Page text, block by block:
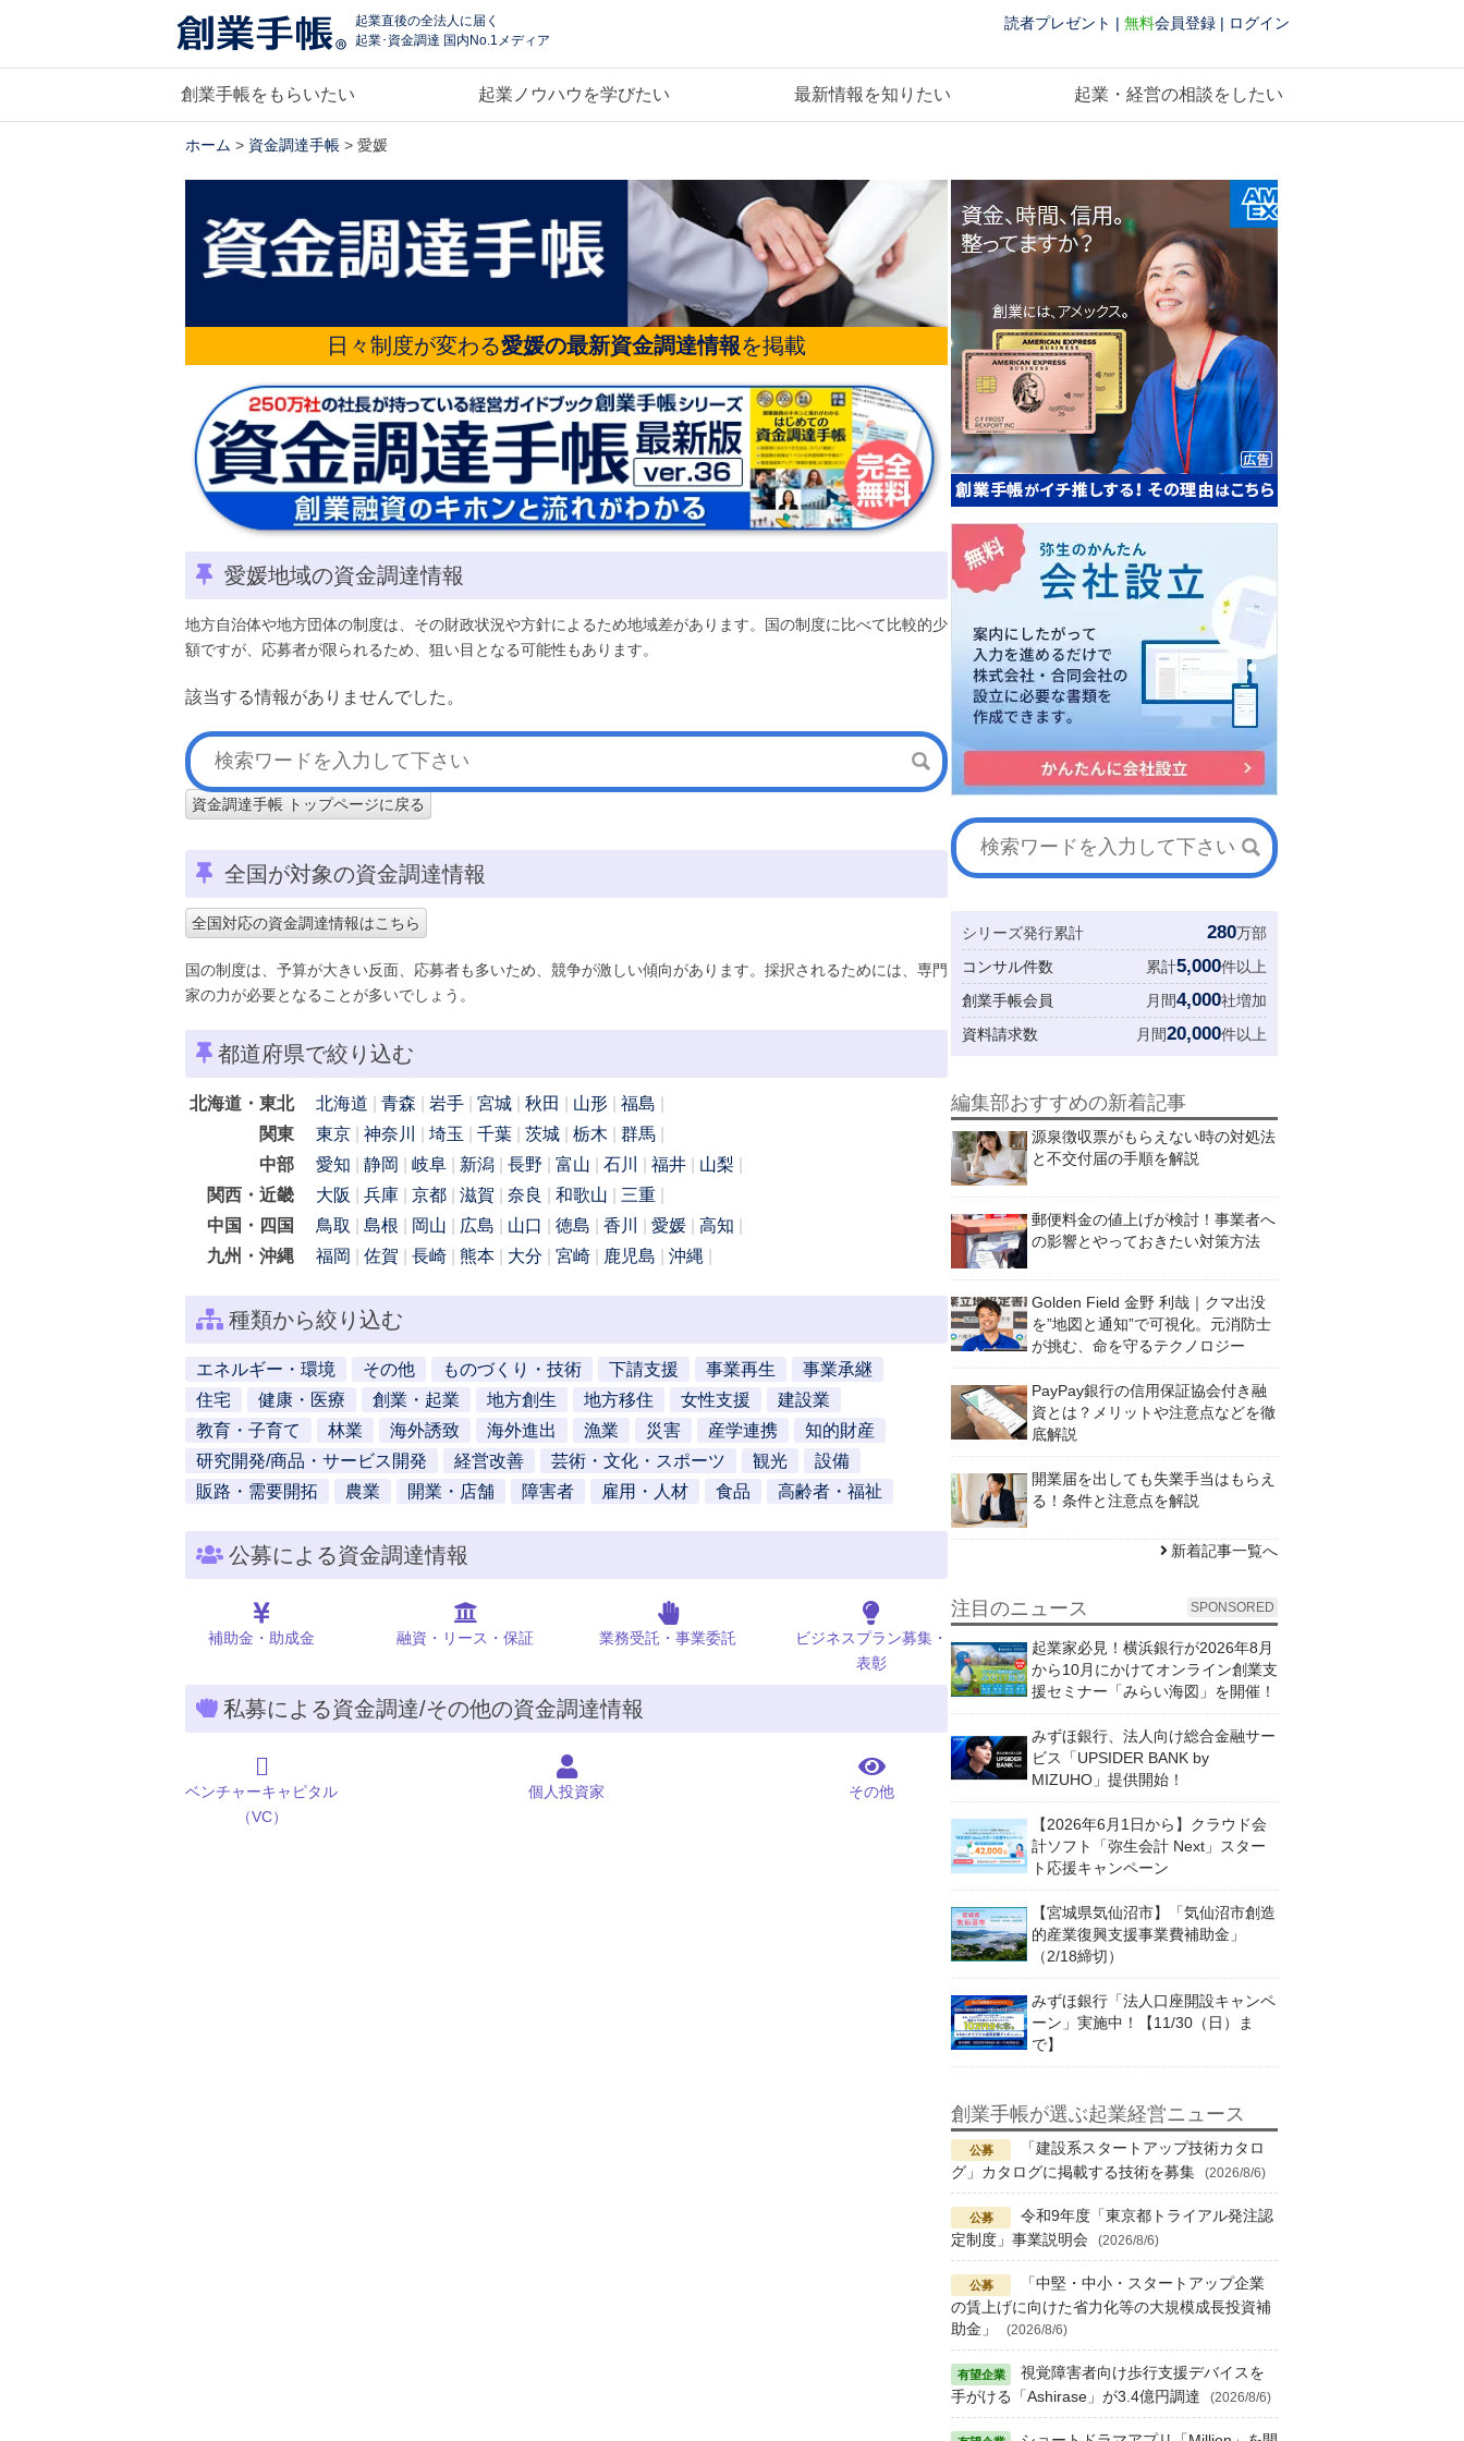
起業直後の全法人に届く
起業･資金調達 国内No.1メディア
読者プレゼント | 無料会員登録 | ログイン
創業手帳をもらいたい 起業ノウハウを学びたい 最新情報を知りたい 起業・経営の相談をしたい
ホーム > 資金調達手帳 > 愛媛
日々制度が変わる愛媛の最新資金調達情報を掲載
愛媛地域の資金調達情報
地方自治体や地方団体の制度は、その財政状況や方針によるため地域差があります。国の制度に比べて比較的少
額ですが、応募者が限られるため、狙い目となる可能性もあります。
該当する情報がありませんでした。
資金調達手帳 トップページに戻る
全国が対象の資金調達情報
全国対応の資金調達情報はこちら
国の制度は、予算が大きい反面、応募者も多いため、競争が激しい傾向があります。採択されるためには、専門
家の力が必要となることが多いでしょう。
都道府県で絞り込む
北海道・東北 北海道 青森 岩手 宮城 秋田 山形
福島
関東
東京 神奈川 埼玉 千葉 茨城 栃木
群馬
中部
愛知 静岡 岐阜 新潟 長野 富山 石川 福井
山梨
関西・近畿
大阪 兵庫 京都 滋賀 奈良 和歌山
三重
中国・四国
鳥取 島根 岡山 広島 山口 徳島 香川 愛媛
高知
九州・沖縄
福岡 佐賀 長崎 熊本 大分 宮崎 鹿児島 沖縄
種類から絞り込む
エネルギー・環境 その他 ものづくり・技術 下請支援 事業再生
事業承継
住宅
健康・医療 創業・起業 地方創生 地方移住 女性支援
建設業
教育・子育て
林業 海外誘致 海外進出 漁業 災害 産学連携
知的財産
研究開発/商品・サービス開発
経営改善 芸術・文化・スポーツ 観光
設備
販路・需要開拓
農業 開業・店舗 障害者 雇用・人材 食品 高齢者・福祉
公募による資金調達情報
補助金・助成金 融資・リース・保証 業務受託・事業委託
ビジネスプラン募集・
表彰
私募による資金調達/その他の資金調達情報
ベンチャーキャピタル
（VC）
個人投資家 その他
シリーズ発行累計 280万部
コンサル件数
累計5,000件以上
創業手帳会員
月間4,000社増加
資料請求数
月間20,000件以上
編集部おすすめの新着記事
源泉徴収票がもらえない時の対処法
と不交付届の手順を解説
郵便料金の値上げが検討！事業者へ
の影響とやっておきたい対策方法
Golden Field 金野 利哉｜クマ出没
を”地図と通知”で可視化。元消防士
が挑む、命を守るテクノロジー
PayPay銀行の信用保証協会付き融
資とは？メリットや注意点などを徹
底解説
開業届を出しても失業手当はもらえ
る！条件と注意点を解説
新着記事一覧へ
注目のニュース SPONSORED
起業家必見！横浜銀行が2026年8月
から10月にかけてオンライン創業支
援セミナー「みらい海図」を開催！
みずほ銀行、法人向け総合金融サー
ビス「UPSIDER BANK by
MIZUHO」提供開始！
【2026年6月1日から】クラウド会
計ソフト「弥生会計 Next」スター
ト応援キャンペーン
【宮城県気仙沼市】「気仙沼市創造
的産業復興支援事業費補助金」
（2/18締切）
みずほ銀行「法人口座開設キャンペ
ーン」実施中！【11/30（日）ま
で】
創業手帳が選ぶ起業経営ニュース
「建設系スタートアップ技術カタロ
グ」カタログに掲載する技術を募集
(2026/8/6)
令和9年度「東京都トライアル発注認
定制度」事業説明会
(2026/8/6)
「中堅・中小・スタートアップ企業
の賃上げに向けた省力化等の大規模成長投資補
助金」
(2026/8/6)
視覚障害者向け歩行支援デバイスを
手がける「Ashirase」が3.4億円調達
(2026/8/6)